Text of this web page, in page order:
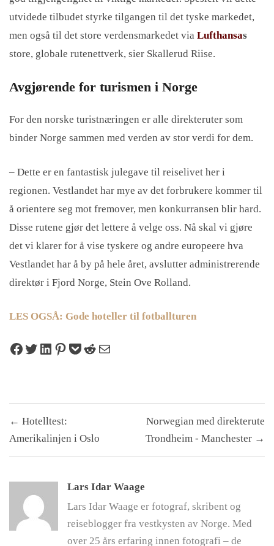
utvidede tilbudet styrke tilgangen til det tyske markedet,
men også til det store verdensmarkedet via Lufthansas
store, globale rutenettverk, sier Skallerud Riise.
Avgjørende for turismen i Norge
For den norske turistnæringen er alle direkteruter som
binder Norge sammen med verden av stor verdi for dem.
– Dette er en fantastisk julegave til reiselivet her i
regionen. Vestlandet har mye av det forbrukere kommer til
å orientere seg mot fremover, men konkurransen blir hard.
Disse rutene gjør det lettere å velge oss. Nå skal vi gjøre
det vi klarer for å vise tyskere og andre europeere hva
Vestlandet har å by på hele året, avslutter administrerende
direktør i Fjord Norge, Stein Ove Rolland.
LES OGSÅ: Gode hoteller til fotballturen
Share on Facebook
Tweet on Twitter
Share on LinkedIn
Pin on Pinterest
Save to pocket
Share on Reddit
Share via Email
Innleggsnavigasjon
← Hotelltest:
Amerikalinjen i Oslo
Norwegian med direkterute
Trondheim - Manchester →
Lars Idar Waage
Lars Idar Waage er fotograf, skribent og
reiseblogger fra vestkysten av Norge. Med
over 25 års erfaring innen fotografi – de